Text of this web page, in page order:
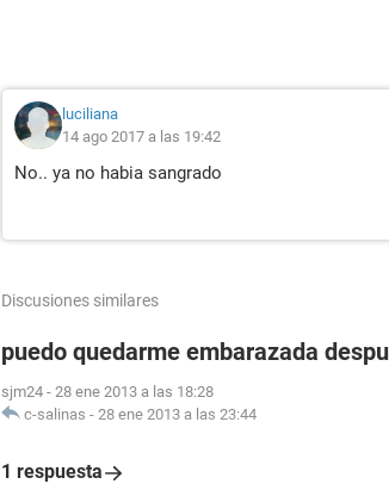
luciliana
14 ago 2017 a las 19:42
No.. ya no habia sangrado
Discusiones similares
puedo quedarme embarazada
sjm24 - 28 ene 2013 a las 18:28
c-salinas - 28 ene 2013 a las 23:44
1 respuesta